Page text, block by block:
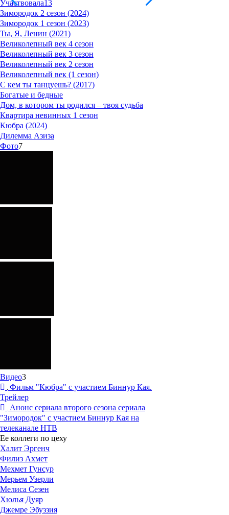
Участвовала13
Зимородок 2 сезон (2024)
Зимородок 1 сезон (2023)
Ты, Я, Ленин (2021)
Великолепный век 4 сезон
Великолепный век 3 сезон
Великолепный век 2 сезон
Великолепный век (1 сезон)
С кем ты танцуешь? (2017)
Богатые и бедные
Дом, в котором ты родился – твоя судьба
Квартира невинных 1 сезон
Кюбра (2024)
Дилемма Азиза
Фото7
Видео3
Фильм "Кюбра" с участием Биннур Кая.
Трейлер
Анонс сериала второго сезона сериала
"Зимородок" с участием Биннур Кая на
телеканале НТВ
Ее коллеги по цеху
Халит Эргенч
Филиз Ахмет
Мехмет Гунсур
Мерьем Узерли
Мелиса Сезен
Хюлья Дуяр
Джемре Эбуззия